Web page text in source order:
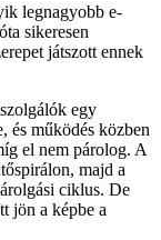
legnagyobb e-
sikeresen
játszott ennek
egy
és működés közben
el nem párolog. A
majd a
ciklus. De
jön a képbe a